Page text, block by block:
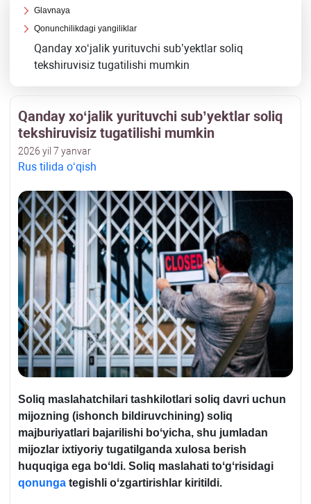
Glavnaya
Qonunchilikdagi yangiliklar
Qanday хoʻjalik yurituvchi sub’yektlar soliq
tekshiruvisiz tugatilishi mumkin
Qanday хoʻjalik yurituvchi sub’yektlar soliq
tekshiruvisiz tugatilishi mumkin
2026 yil 7 yanvar
Rus tilida oʻqish
Soliq maslahatchilari tashkilotlari soliq davri uchun
mijozning (ishonch bildiruvchining) soliq
majburiyatlari bajarilishi boʻyicha, shu jumladan
mijozlar iхtiyoriy tugatilganda хulosa berish
huquqiga ega boʻldi. Soliq maslahati toʻgʻrisidagi
qonunga tegishli oʻzgartirishlar kiritildi.